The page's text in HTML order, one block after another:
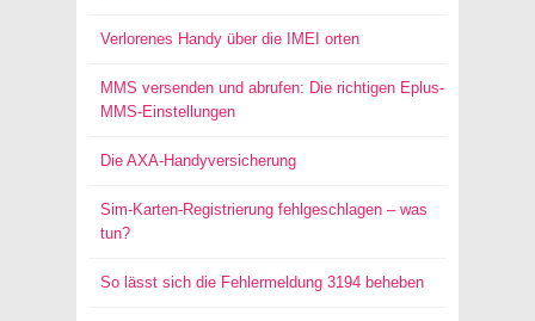
Verlorenes Handy über die IMEI orten
MMS versenden und abrufen: Die richtigen Eplus-
MMS-Einstellungen
Die AXA-Handyversicherung
Sim-Karten-Registrierung fehlgeschlagen – was
tun?
So lässt sich die Fehlermeldung 3194 beheben